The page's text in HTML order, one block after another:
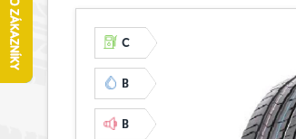
C
B
B